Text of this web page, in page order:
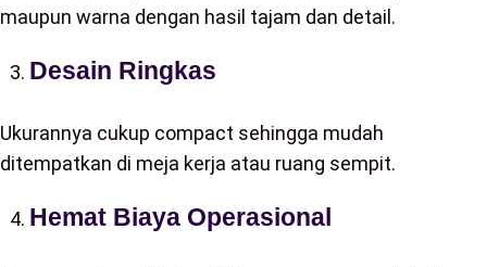
maupun warna dengan hasil tajam dan detail.
Desain Ringkas
Ukurannya cukup compact sehingga mudah
ditempatkan di meja kerja atau ruang sempit.
Hemat Biaya Operasional